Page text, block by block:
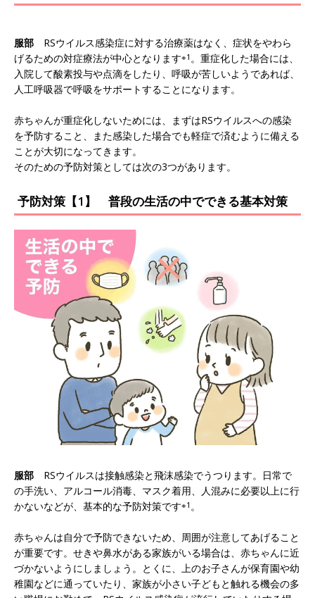
服部 RSウイルス感染症に対する治療薬はなく、症状をやわら
げるための対症療法が中心となります※1 。重症化した場合には、
入院して酸素投与や点滴をしたり、呼吸が苦しいようであれば、
人工呼吸器で呼吸をサポートすることになります。
赤ちゃんが重症化しないためには、まずはRSウイルスへの感染
を予防すること、また感染した場合でも軽症で済むように備える
ことが大切になってきます。
そのための予防対策としては次の3つがあります。
予防対策【1】 普段の生活の中でできる基本対策
服部 RSウイルスは接触感染と飛沫感染でうつります。日常で
の手洗い、アルコール消毒、マスク着用、人混みに必要以上に行
かないなどが、基本的な予防対策です※1 。
赤ちゃんは自分で予防できないため、周囲が注意してあげること
が重要です。せきや鼻水がある家族がいる場合は、赤ちゃんに近
づかないようにしましょう。とくに、上のお子さんが保育園や幼
稚園などに通っていたり、家族が小さい子どもと触れる機会の多